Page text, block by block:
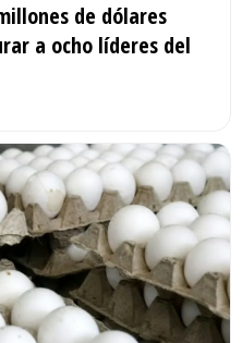
de dólares
a ocho líderes del